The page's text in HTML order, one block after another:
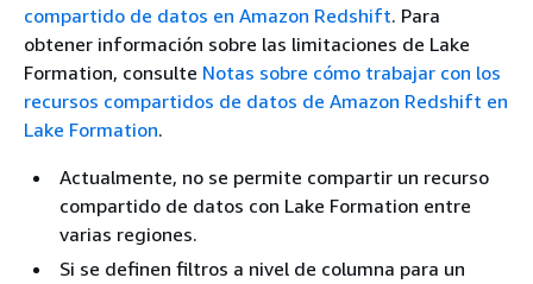
compartido de datos en Amazon Redshift. Para
obtener información sobre las limitaciones de Lake
Formation, consulte Notas sobre cómo trabajar con los
recursos compartidos de datos de Amazon Redshift en
Lake Formation.
Actualmente, no se permite compartir un recurso
compartido de datos con Lake Formation entre
varias regiones.
Si se definen filtros a nivel de columna para un